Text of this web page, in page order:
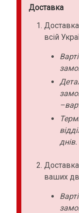
Доставка
всій
днів.
ваших